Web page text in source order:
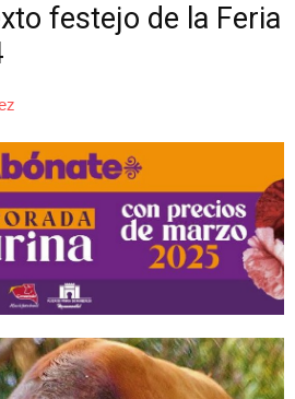
festejo de la Feria